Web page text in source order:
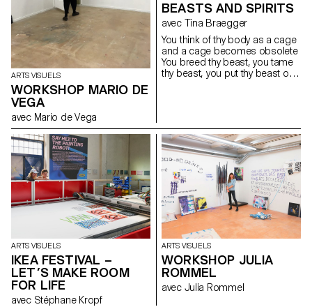
ARTS VISUELS
WORKSHOP MARIO DE
VEGA
avec Mario de Vega
BEASTS AND SPIRITS
avec Tina Braegger
You think of thy body as a cage
and a cage becomes obsolete
You breed thy beast, you tame
thy beast, you put thy beast on
trap thy beast inside Thy body a
cage, the cage obsolete, thy
beast be trapped inside
ARTS VISUELS
IKEA FESTIVAL –
LET’S MAKE ROOM
FOR LIFE
avec Stéphane Kropf
ARTS VISUELS
WORKSHOP JULIA
ROMMEL
avec Julia Rommel